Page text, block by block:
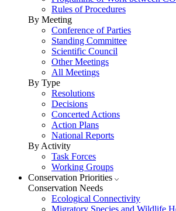
Rules of Procedures
By Meeting
Conference of Parties
Standing Committee
Scientific Council
Other Meetings
All Meetings
By Type
Resolutions
Decisions
Concerted Actions
Action Plans
National Reports
By Activity
Task Forces
Working Groups
Conservation Priorities
Conservation Needs
Ecological Connectivity
Migratory Species and Wildlife